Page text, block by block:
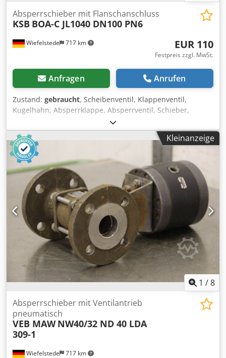
Wiefelstede 717 km
Absperrschieber mit Flanschanschluss
KSB BOA-C JL1040 DN100 PN6
EUR 110
Festpreis zzgl. MwSt.
Anfragen Anrufen
Zustand: gebraucht, Scheibenventil, Klappenventil,
Kugelhahn, Absperrklappe, Absperrventil, Schieber,
Membranventil, Membran-Absperrventil, Flanschen-
Absperrventil -Hersteller: KSB, Absperrschieber
Absperrventil Typ BOA-C JL1040 -Anschluß: DN100 PN6 -
Anzahl: 2x Ventil vorhanden -Preis: pro Stück Chsdjrp Ik
Iepfx Alroa -Abmessung: 210/195/H420 mm -Gewicht: 14,8
kg/St.
Kleinanzeige
1 /8
Wiefelstede 717 km
Absperrschieber mit Ventilantrieb
pneumatisch
VEB MAW NW40/32 ND 40 LDA
309-1